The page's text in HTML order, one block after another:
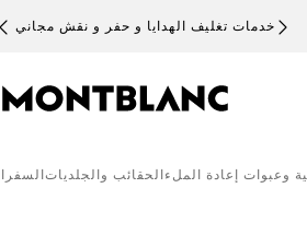
خدمات تغليف الهدايا و حفر و نقش مجاني
وعبوات إعادة الملء الحقائب والجلديات السفر